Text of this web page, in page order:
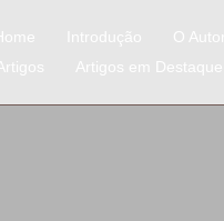
Introdução O Autor
Artigos em Destaque